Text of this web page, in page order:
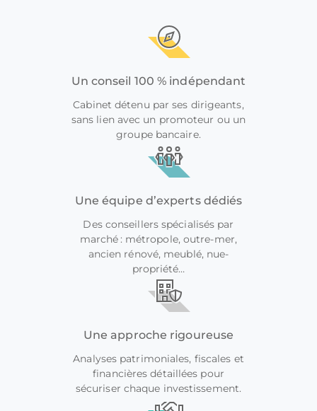
Un conseil 100 % indépendant
Cabinet détenu par ses dirigeants,
sans lien avec un promoteur ou un
groupe bancaire.
Une équipe d’experts dédiés
Des conseillers spécialisés par
marché : métropole, outre-mer,
ancien rénové, meublé, nue-
propriété…
Une approche rigoureuse
Analyses patrimoniales, fiscales et
financières détaillées pour
sécuriser chaque investissement.